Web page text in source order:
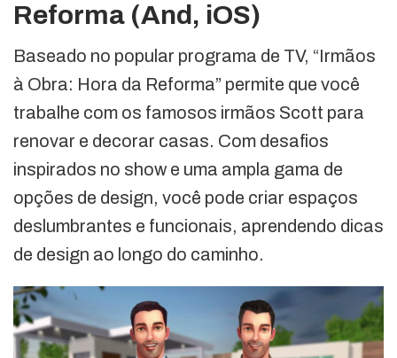
Reforma (And, iOS)
Baseado no popular programa de TV, “Irmãos
à Obra: Hora da Reforma” permite que você
trabalhe com os famosos irmãos Scott para
renovar e decorar casas. Com desafios
inspirados no show e uma ampla gama de
opções de design, você pode criar espaços
deslumbrantes e funcionais, aprendendo dicas
de design ao longo do caminho.